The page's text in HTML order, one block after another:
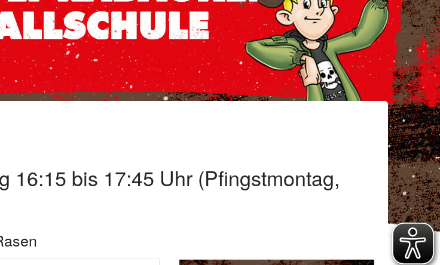
16:15 bis 17:45 Uhr (Pfingstmontag,